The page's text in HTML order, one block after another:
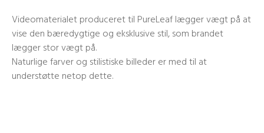
Videomaterialet produceret til PureLeaf lægger vægt på at
vise den bæredygtige og eksklusive stil, som brandet
lægger stor vægt på.
Naturlige farver og stilistiske billeder er med til at
understøtte netop dette.